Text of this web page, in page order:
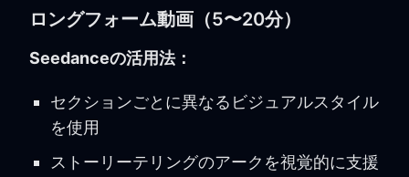
ロングフォーム動画（5〜20分）
Seedanceの活用法：
セクションごとに異なるビジュアルスタイル
を使用
ストーリーテリングのアークを視覚的に支援